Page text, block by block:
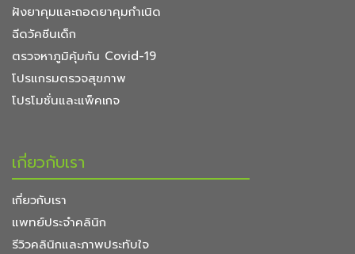
ฝังยาคุมและถอดยาคุมกำเนิด
ฉีดวัคซีนเด็ก
ตรวจหาภูมิคุ้มกัน Covid-19
โปรแกรมตรวจสุขภาพ
โปรโมชั่นและแพ็คเกจ
เกี่ยวกับเรา
เกี่ยวกับเรา
แพทย์ประจำคลินิก
รีวิวคลินิกและภาพประทับใจ